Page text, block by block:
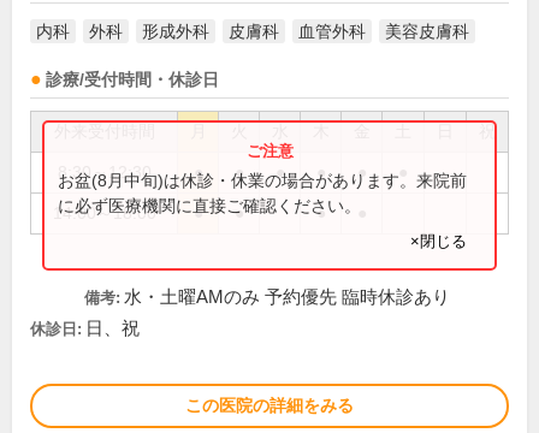
内科 外科 形成外科 皮膚科 血管外科 美容皮膚科
診療/受付時間・休診日
祝
8:30～12:30 ● ● ● ● ●
14:00～18:00 ● ● ●
お盆(8月中旬)は休診・休業の場合があります。来院前
に必ず医療機関に直接ご確認ください。
×閉じる
備考: 水・土曜AMのみ 予約優先 臨時休診あり
休診日: 日、祝
この医院の詳細をみる